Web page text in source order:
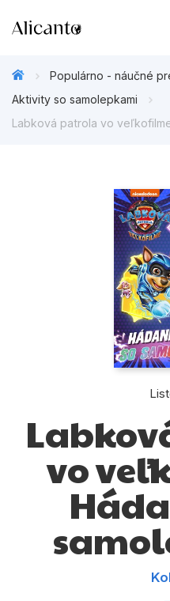
Beletria pre
Darčekové
Doplnkový
Kalendáre, diáre
Poézia
Populárno - náučné
Predškoláci
Výchova a
Young adult
Zdravie a životný
Populárno - náučné
Aktivity so samolepkami
Labková patrola vo
vo